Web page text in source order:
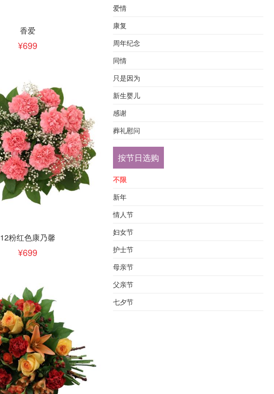
香爱
699
12粉红色康乃馨
699
爱情
康复
周年纪念
同情
只是因为
新生婴儿
感谢
葬礼慰问
按节日选购
不限
新年
情人节
妇女节
护士节
母亲节
父亲节
七夕节